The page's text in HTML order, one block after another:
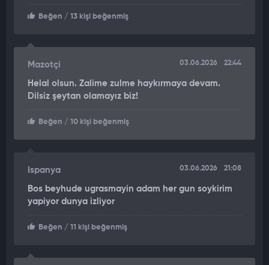
Beğen / 13 kişi beğenmiş
Mazotçi 03.06.2026 22:44
Helal olsun. Zalime zulme haykırmaya devam.
Dilsiz şeytan olamayız biz!
Beğen / 10 kişi beğenmiş
Ispanya 03.06.2026 21:08
Bos beyhude ugrasmayin adam her gun soykirim
yapiyor dunya izliyor
Beğen / 11 kişi beğenmiş